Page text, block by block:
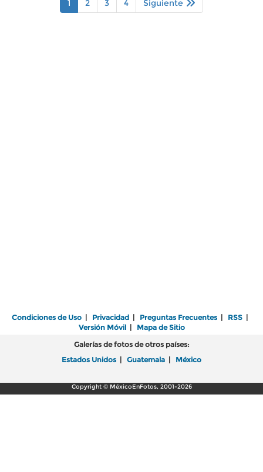
1 2 3 4 Siguiente
Condiciones de Uso | Privacidad | Preguntas Frecuentes | RSS |
Versión Móvil| Mapa de Sitio
Galerías de fotos de otros países:
Estados Unidos | Guatemala | México
Copyright © MéxicoEnFotos, 2001-2026